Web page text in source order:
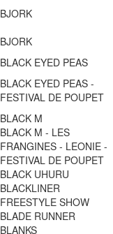
BJORK
BJORK
BLACK EYED PEAS
BLACK EYED PEAS -
FESTIVAL DE POUPET
BLACK M
BLACK M - LES
FRANGINES - LEONIE -
FESTIVAL DE POUPET
BLACK UHURU
BLACKLINER
FREESTYLE SHOW
BLADE RUNNER
BLANKS